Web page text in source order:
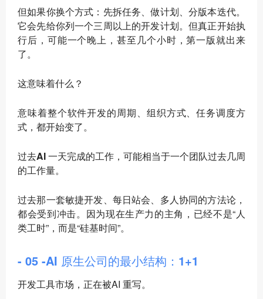
但如果你换个方式： 先拆任务、做计划、分版本迭代。
它会先给你列一个三周以上的开发计划。但真正开始执
行后，可能一个晚上，甚至几个小时，第一版就出来
了。
这意味着什么？
意味着整个软件开发的周期、组织方式、任务调度方
式，都开始变了。
过去AI 一天完成的工作，可能相当于一个团队过去几周
的工作量。
过去那一套敏捷开发、每日站会、多人协同的方法论，
都会受到冲击。因为现在生产力的主角，已经不是“人
类工时”，而是“硅基时间”。
- 05 -AI 原生公司的最小结构：1+1
开发工具市场，正在被AI 重写。